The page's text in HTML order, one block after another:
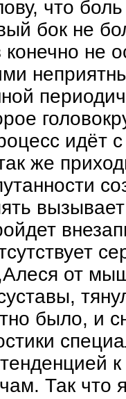
что
бок не
не
идёт
же
от
было, и
Так что